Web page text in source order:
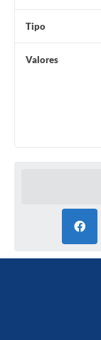
Tipo
Valores